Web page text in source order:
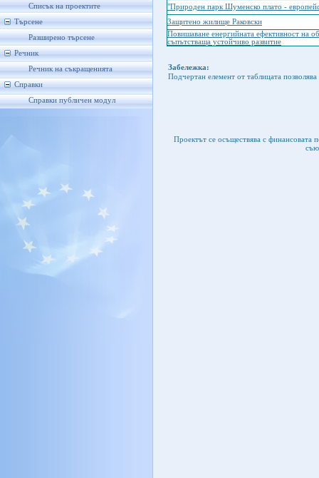
Списък на проектите
Търсене
Разширено търсене
Речник
Речник на съкращенията
Справки
Справки публичен модул
"Природен парк Шуменско плато -
Защитено жилище Раковски
Повишаване енергийната ефективност на
съпътстваща устойчиво развитие
Забележка:
Подчертан елемент от таблицата
Проектът се осъществява с финансовата